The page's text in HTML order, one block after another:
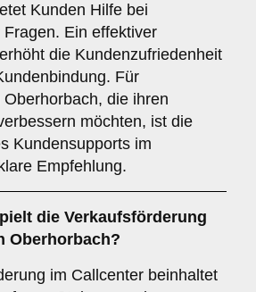
Kunden Hilfe bei
Ein effektiver
die Kundenzufriedenheit
Für
die ihren
möchten, ist die
Kundensupports im
Empfehlung.
die Verkaufsförderung
Oberhorbach?
im Callcenter beinhaltet